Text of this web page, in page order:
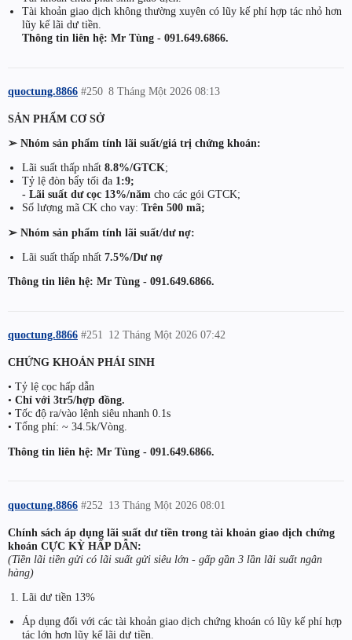
Tài khoản giao dịch không thường xuyên có lũy kế phí hợp tác nhỏ hơn
lũy kế lãi dư tiền.
Thông tin liên hệ: Mr Tùng - 091.649.6866.
quoctung.8866 8 Tháng Một 2026 08:13
#250
SẢN PHẨM CƠ SỞ
➢ Nhóm sản phẩm tính lãi suất/giá trị chứng khoán:
Lãi suất thấp nhất 8.8%/GTCK;
Tỷ lệ đòn bẩy tối đa 1:9;
- Lãi suất dư cọc 13%/nămcho các gói GTCK;
Số lượng mã CK cho vay: Trên 500 mã;
➢ Nhóm sản phẩm tính lãi suất/dư nợ:
Lãi suất thấp nhất 7.5%/Dư nợ
Thông tin liên hệ: Mr Tùng - 091.649.6866.
quoctung.8866 12 Tháng Một 2026 07:42
#251
CHỨNG KHOÁN PHÁI SINH
• Tỷ lệ cọc hấp dẫn
• Chỉ với 3tr5/hợp đồng.
• Tốc độ ra/vào lệnh siêu nhanh 0.1s
• Tổng phí: ~ 34.5k/Vòng.
Thông tin liên hệ: Mr Tùng - 091.649.6866.
quoctung.8866 13 Tháng Một 2026 08:01
#252
Chính sách áp dụng lãi suất dư tiền trong tài khoản giao dịch chứng
khoán CỰC KỲ HẤP DẪN:
(Tiền lãi tiền gửi có lãi suất gửi siêu lớn - gấp gần 3 lần lãi suất ngân
hàng)
Lãi dư tiền 13%
Áp dụng đối với các tài khoản giao dịch chứng khoán có lũy kế phí hợp
tác lớn hơn lũy kế lãi dư tiền.